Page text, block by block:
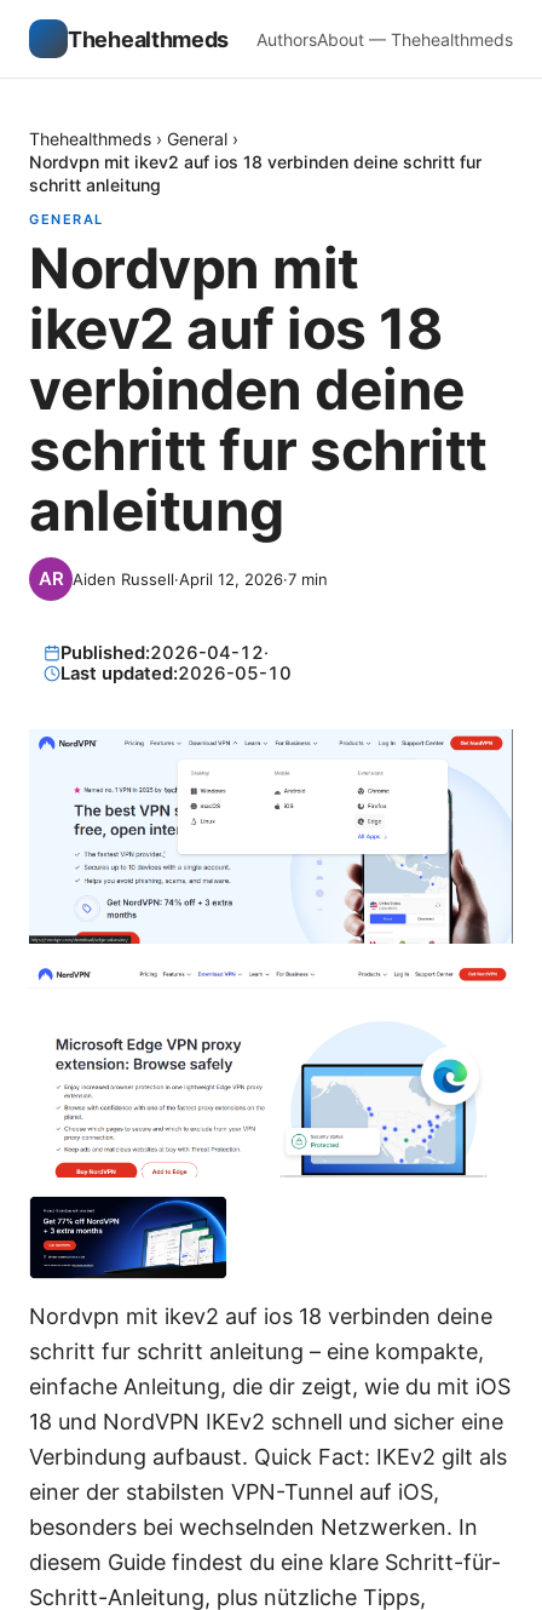
Thehealthmeds AuthorsAbout — Thehealthmeds
Thehealthmeds › General ›
Nordvpn mit ikev2 auf ios 18 verbinden deine schritt fur
schritt anleitung
GENERAL
Nordvpn mit
ikev2 auf ios 18
verbinden deine
schritt fur schritt
anleitung
Aiden Russell·April 12, 2026·7 min
Published:2026-04-12·
Last updated:2026-05-10
Nordvpn mit ikev2 auf ios 18 verbinden deine
schritt fur schritt anleitung – eine kompakte,
einfache Anleitung, die dir zeigt, wie du mit iOS
18 und NordVPN IKEv2 schnell und sicher eine
Verbindung aufbaust. Quick Fact: IKEv2 gilt als
einer der stabilsten VPN-Tunnel auf iOS,
besonders bei wechselnden Netzwerken. In
diesem Guide findest du eine klare Schritt-für-
Schritt-Anleitung, plus nützliche Tipps,